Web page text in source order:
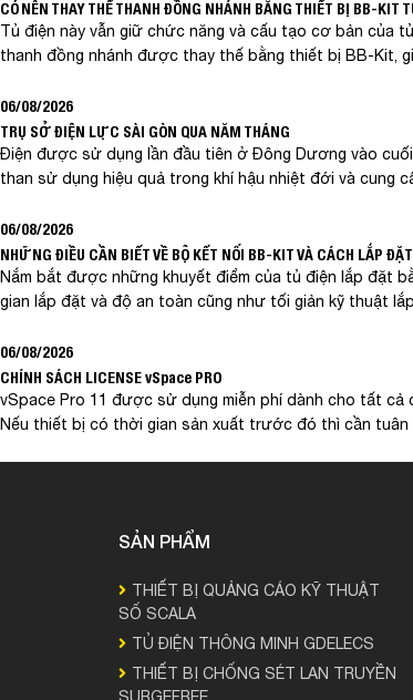
CÓ NÊN THAY THẾ THANH ĐỒNG NHÁNH BẰNG THIẾT BỊ BB-
Tủ điện này vẫn giữ chức năng và cấu tạo cơ bản của
thanh đồng nhánh được thay thế bằng thiết bị BB-Kit,
06/08/2026
TRỤ SỞ ĐIỆN LỰC SÀI GÒN QUA NĂM THÁNG
Điện được sử dụng lần đầu tiên ở Đông Dương vào
than sử dụng hiệu quả trong khí hậu nhiệt đới và cung
06/08/2026
NHỮNG ĐIỀU CẦN BIẾT VỀ BỘ KẾT NỐI BB-KIT VÀ CÁCH LẮP
Nắm bắt được những khuyết điểm của tủ điện lắp đặt
gian lắp đặt và độ an toàn cũng như tối giản kỹ thuật
06/08/2026
CHÍNH SÁCH LICENSE vSpace PRO
vSpace Pro 11 được sử dụng miễn phí dành cho tất
Nếu thiết bị có thời gian sản xuất trước đó thì cần
SẢN PHẨM
THIẾT BỊ QUẢNG CÁO KỸ THUẬT
SỐ SCALA
TỦ ĐIỆN THÔNG MINH GDELECS
THIẾT BỊ CHỐNG SÉT LAN TRUYỀN